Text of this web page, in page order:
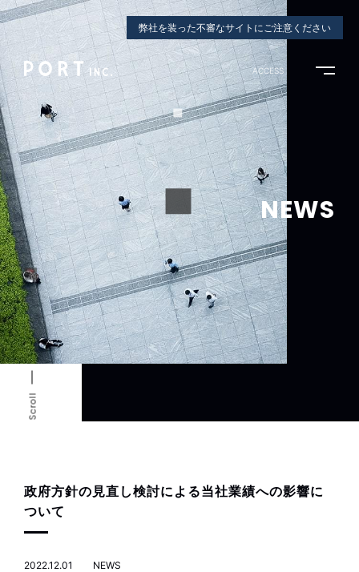
弊社を装った不審なサイトにご注意ください
ACCESS
NEWS
Scroll
政府方針の見直し検討による当社業績への影響に
ついて
2022.12.01 NEWS